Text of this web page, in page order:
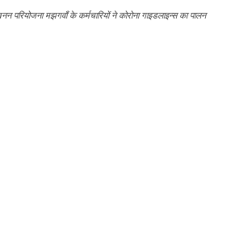
परियोजना मझगवाँ के कर्मचारियों ने कोरोना गाइडलाइन्स का पालन